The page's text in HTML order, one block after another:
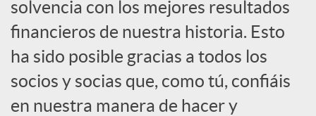
d
e
solvencia con los mejores resultados
financieros de nuestra historia. Esto
ha sido posible gracias a todos los
socios y socias que, como tú, confiáis
en nuestra manera de hacer y